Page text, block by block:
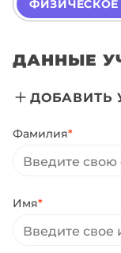
ДАННЫЕ
ДОБАВИТЬ
Фамилия*
Имя*